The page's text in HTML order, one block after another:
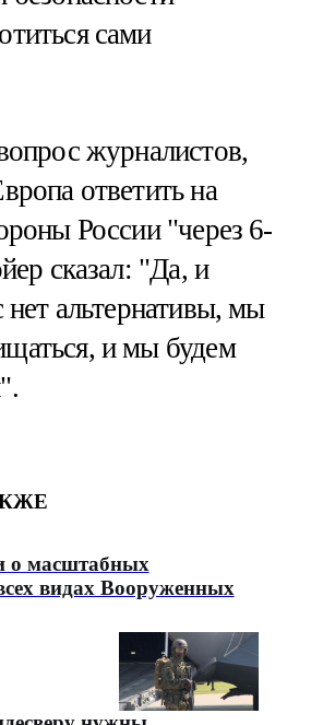
сами
журналистов,
ответить на
России "через 6-
сказал: "Да, и
нет альтернативы, мы
и мы будем
о масштабных
видах Вооруженных